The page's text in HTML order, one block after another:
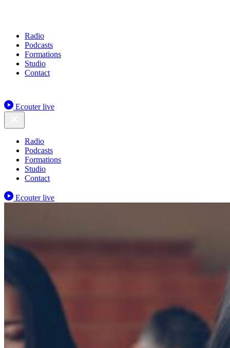
Radio
Podcasts
Formations
Studio
Contact
Ecouter live
Radio
Podcasts
Formations
Studio
Contact
Ecouter live